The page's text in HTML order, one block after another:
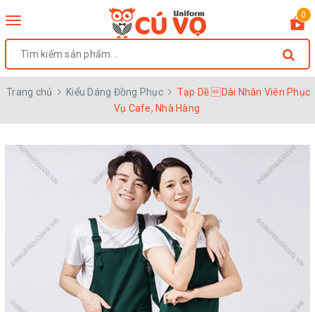
Toggle
0
Trang chủ Kiểu Dáng Đồng Phục
Tạp Dề Dài Nhân Viên Phục
Vụ Cafe, Nhà Hàng